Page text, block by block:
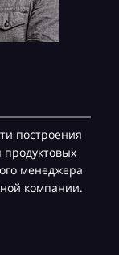
построения
менеджера
компании.